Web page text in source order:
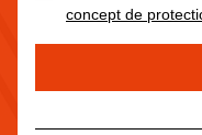
concept de